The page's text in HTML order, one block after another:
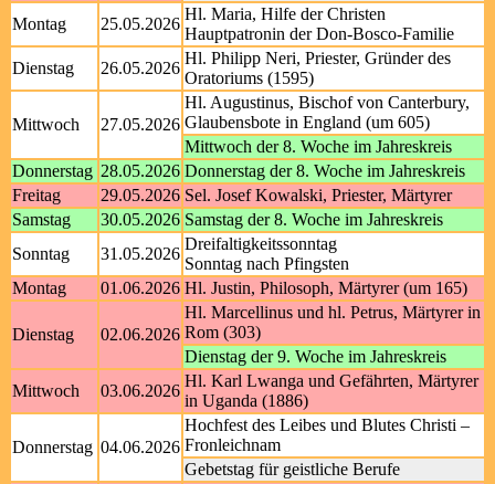
Montag
25.05.2026
Hl. Maria, Hilfe der Christen
Hauptpatronin der Don-Bosco-Familie
Dienstag
26.05.2026
Hl. Philipp Neri, Priester, Gründer des
Oratoriums (1595)
Mittwoch 27.05.2026
Hl. Augustinus, Bischof von Canterbury,
Glaubensbote in England (um 605)
Mittwoch der 8. Woche im Jahreskreis
Donnerstag 28.05.2026 Donnerstag der 8. Woche im Jahreskreis
Freitag
29.05.2026 Sel. Josef Kowalski, Priester, Märtyrer
Samstag
30.05.2026 Samstag der 8. Woche im Jahreskreis
Sonntag
31.05.2026
Dreifaltigkeitssonntag
Sonntag nach Pfingsten
Montag
01.06.2026 Hl. Justin, Philosoph, Märtyrer (um 165)
Dienstag 02.06.2026
Hl. Marcellinus und hl. Petrus, Märtyrer in
Rom (303)
Dienstag der 9. Woche im Jahreskreis
Mittwoch
03.06.2026
Hl. Karl Lwanga und Gefährten, Märtyrer
in Uganda (1886)
Donnerstag 04.06.2026
Hochfest des Leibes und Blutes Christi –
Fronleichnam
Gebetstag für geistliche Berufe